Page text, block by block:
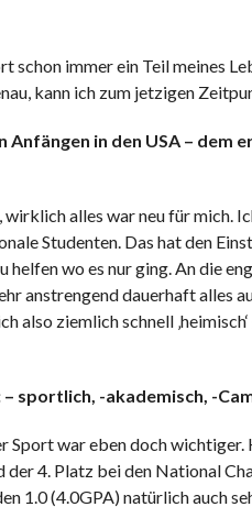
schon immer ein Teil meines
kann ich zum jetzigen
in den USA – dem
alles war neu für mich.
Studenten. Das hat den
wo es nur ging. An die
anstrengend dauerhaft alles
also ziemlich schnell
sportlich, -akademisch, -
Sport war eben doch
der 4. Platz bei den National
1.0 (4.0GPA) natürlich auch